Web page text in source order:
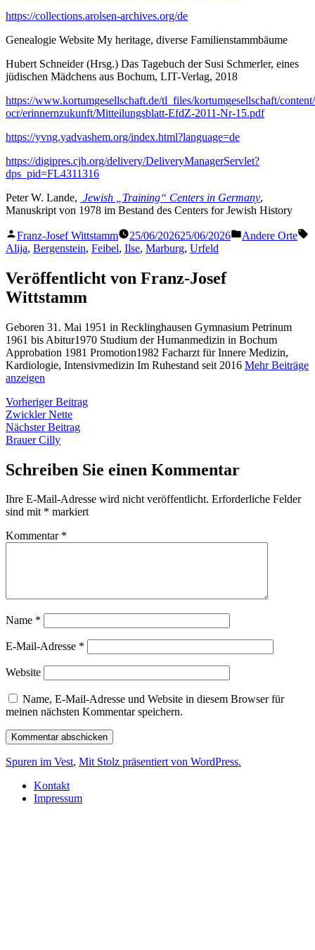
https://collections.arolsen-archives.org/de
Genealogie Website My heritage, diverse Familienstammbäume
Hubert Schneider (Hrsg.) Das Tagebuch der Susi Schmerler, eines
jüdischen Mädchens aus Bochum, LIT-Verlag, 2018
https://www.kortumgesellschaft.de/tl_files/kortumgesellschaft/
ocr/erinnernzukunft/Mitteilungsblatt-EfdZ-2011-Nr-15.pdf
https://yvng.yadvashem.org/index.html?language=de
https://digipres.cjh.org/delivery/DeliveryManagerServlet?
dps_pid=FL4311316
Peter W. Lande, Jewish „Training“ Centers in Germany,
Manuskript von 1978 im Bestand des Centers for Jewish History
Veröffentlicht
von
Franz-Josef Wittstamm 25/06/202625/06/2026
Veröffentlicht
Andere Orte
Alija, Bergenstein, Feibel, Ilse, Marburg, Urfeld
Veröffentlicht von Franz-Josef
Wittstamm
Geboren 31. Mai 1951 in Recklinghausen Gymnasium Petrinum
1961 bis Abitur1970 Studium der Humanmedizin in Bochum
Approbation 1981 Promotion1982 Facharzt für Innere Medizin,
Kardiologie, Intensivmedizin Im Ruhestand seit 2016 Mehr Beiträge
anzeigen
Beitragsnavigation
Vorheriger BeitragVorheriger
Zwickler Nette
Nächster BeitragNächster
Brauer Cilly
Schreiben Sie einen Kommentar
Ihre E-Mail-Adresse wird nicht veröffentlicht. Erforderliche Felder
sind mit * markiert
Kommentar *
Name *
E-Mail-Adresse *
Website
Name, E-Mail-Adresse und Website in diesem Browser für
meinen nächsten Kommentar speichern.
Spuren im Vest, Mit Stolz präsentiert von WordPress.
Kontakt
Impressum